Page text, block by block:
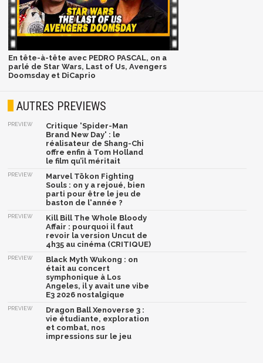
En tête-à-tête avec PEDRO PASCAL, on a
parlé de Star Wars, Last of Us, Avengers
Doomsday et DiCaprio
AUTRES PREVIEWS
PREVIEW
Critique 'Spider-Man
Brand New Day' : le
réalisateur de Shang-Chi
offre enfin à Tom Holland
le film qu’il méritait
PREVIEW
Marvel Tōkon Fighting
Souls : on y a rejoué, bien
parti pour être le jeu de
baston de l'année ?
PREVIEW
Kill Bill The Whole Bloody
Affair : pourquoi il faut
revoir la version Uncut de
4h35 au cinéma (CRITIQUE)
PREVIEW
Black Myth Wukong : on
était au concert
symphonique à Los
Angeles, il y avait une vibe
E3 2026 nostalgique
PREVIEW
Dragon Ball Xenoverse 3 :
vie étudiante, exploration
et combat, nos
impressions sur le jeu